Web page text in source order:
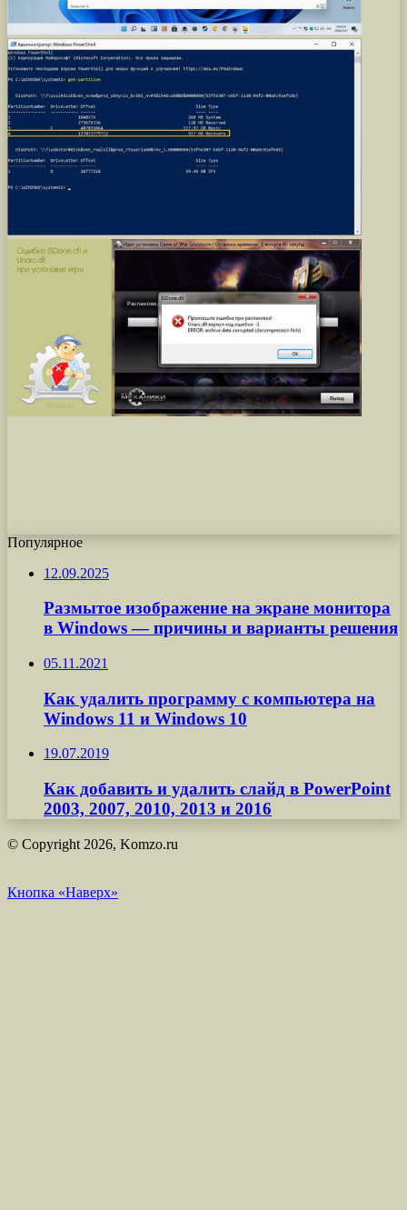
Популярное
12.09.2025
Размытое изображение на экране монитора
в Windows — причины и варианты решения
05.11.2021
Как удалить программу с компьютера на
Windows 11 и Windows 10
19.07.2019
Как добавить и удалить слайд в PowerPoint
2003, 2007, 2010, 2013 и 2016
© Copyright 2026, Komzo.ru
Кнопка «Наверх»